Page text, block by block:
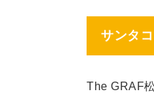
サンタ
The GRAF